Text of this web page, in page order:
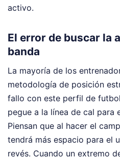
activo.
El error de buscar la
banda
La mayoría de los
metodología de posición
fallo con este perfil de
pegue a la línea de cal para
Piensan que al hacer el
tendrá más espacio para el
revés. Cuando un extremo